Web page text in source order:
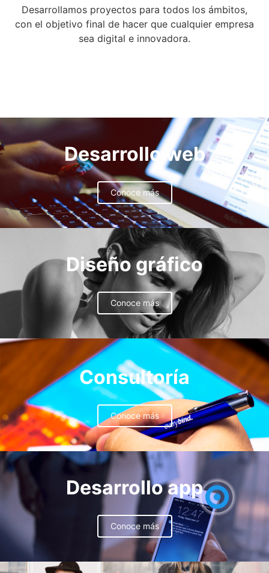
Desarrollamos proyectos para todos los ámbitos,
con el objetivo final de hacer que cualquier empresa
sea digital e innovadora.
Desarrollo web
Conoce más
Diseño gráfico
Conoce más
Consultoría
Conoce más
Desarrollo app
Conoce más